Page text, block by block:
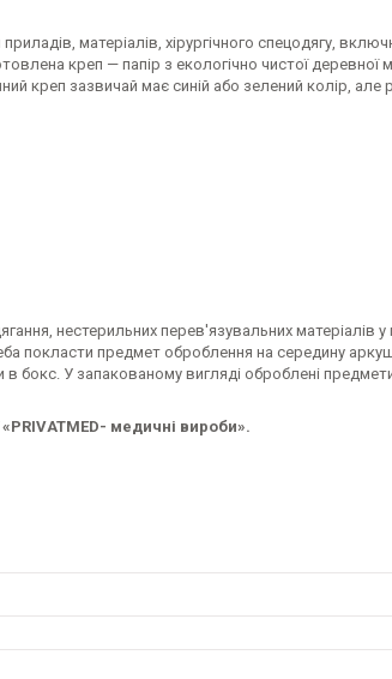
матеріалів, хірургічного спецодягу,
креп — папір з екологічно чистої деревної
креп зазвичай має синій або зелений колір, але
нестерильних перев'язувальних матеріалів
покласти предмет оброблення на середину
бокс. У запакованому вигляді оброблені
«PRIVATMED- медичні вироби».